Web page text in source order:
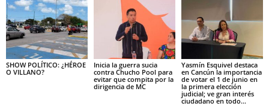
SHOW POLÍTICO: ¿HÉROE
O VILLANO?
Inicia la guerra sucia
contra Chucho Pool para
evitar que compita por la
dirigencia de MC
Yasmín Esquivel destaca
en Cancún la importancia
de votar el 1 de junio en
la primera elección
judicial; ve gran interés
ciudadano en todo...